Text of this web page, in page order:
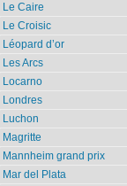
Le Caire
Le Croisic
Léopard d’or
Les Arcs
Locarno
Londres
Luchon
Magritte
Mannheim grand prix
Mar del Plata